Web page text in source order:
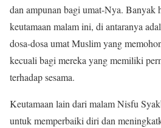
dan ampunan bagi umat-Nya. Banyak
keutamaan malam ini, di antaranya
dosa-dosa umat Muslim yang
kecuali bagi mereka yang memiliki
terhadap sesama.
Keutamaan lain dari malam Nisfu
untuk memperbaiki diri dan